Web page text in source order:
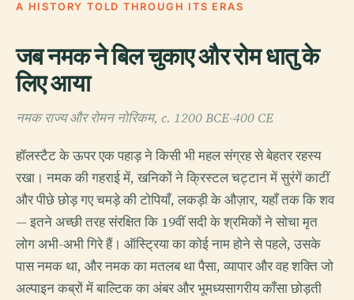
A HISTORY TOLD THROUGH ITS ERAS
जब नमक ने बिल चुकाए और रोम धातु के
लिए आया
नमक राज्य और रोमन नोरिकम, c. 1200 BCE-400 CE
हॉलस्टैट के ऊपर एक पहाड़ ने किसी भी महल संग्रह से बेहतर रहस्य
रखा। नमक की गहराई में, खनिकों ने क्रिस्टल चट्टान में सुरंगें काटीं
और पीछे छोड़ गए चमड़े की टोपियाँ, लकड़ी के औज़ार, यहाँ तक कि शव
— इतने अच्छी तरह संरक्षित कि 19वीं सदी के श्रमिकों ने सोचा मृत
लोग अभी-अभी गिरे हैं। ऑस्ट्रिया का कोई नाम होने से पहले, उसके
पास नमक था, और नमक का मतलब था पैसा, व्यापार और वह शक्ति जो
अल्पाइन कब्रों में बाल्टिक का अंबर और भूमध्यसागरीय काँसा छोड़ती